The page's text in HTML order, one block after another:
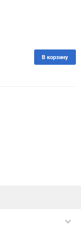
150
В корзину